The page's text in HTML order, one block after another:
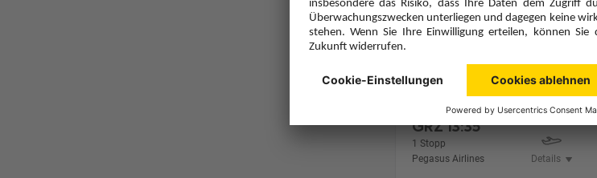
Frühstück (F)
Mi., 12.8.26
GRZ13:35
1 Stopp
Pegasus Airlines
Details